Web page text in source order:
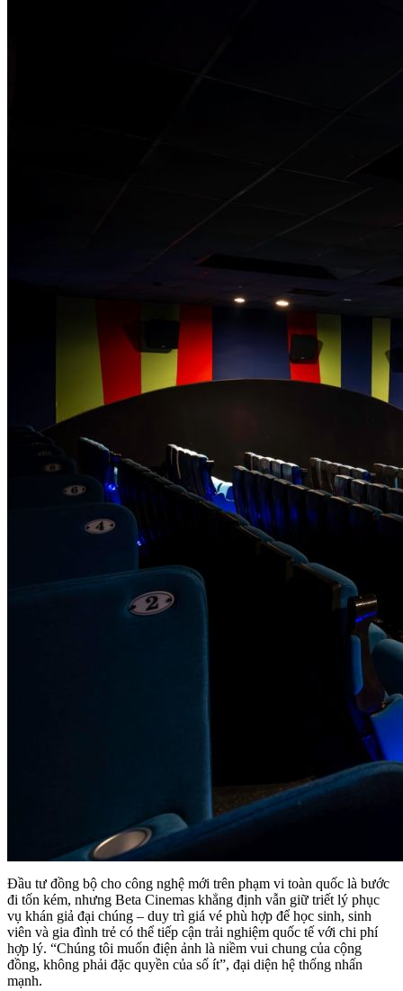
Đầu tư đồng bộ cho công nghệ mới trên phạm vi toàn quốc là bước
đi tốn kém, nhưng Beta Cinemas khẳng định vẫn giữ triết lý phục
vụ khán giả đại chúng – duy trì giá vé phù hợp để học sinh, sinh
viên và gia đình trẻ có thể tiếp cận trải nghiệm quốc tế với chi phí
hợp lý. “Chúng tôi muốn điện ảnh là niềm vui chung của cộng
đồng, không phải đặc quyền của số ít”, đại diện hệ thống nhấn
mạnh.